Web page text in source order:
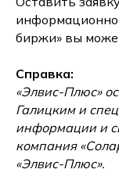
биржи» вы
Справка:
«Элвис-Плюс»
Галицким и
информации и
компания
«Элвис-Плюс».